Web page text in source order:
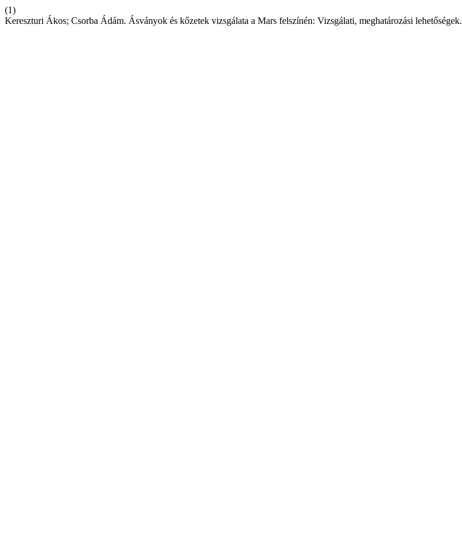
(1)
Kereszturi Ákos; Csorba Ádám. Ásványok és kőzetek vizsgálata a Mars felszínén: Vizsgálati, meghatározási lehetőségek.